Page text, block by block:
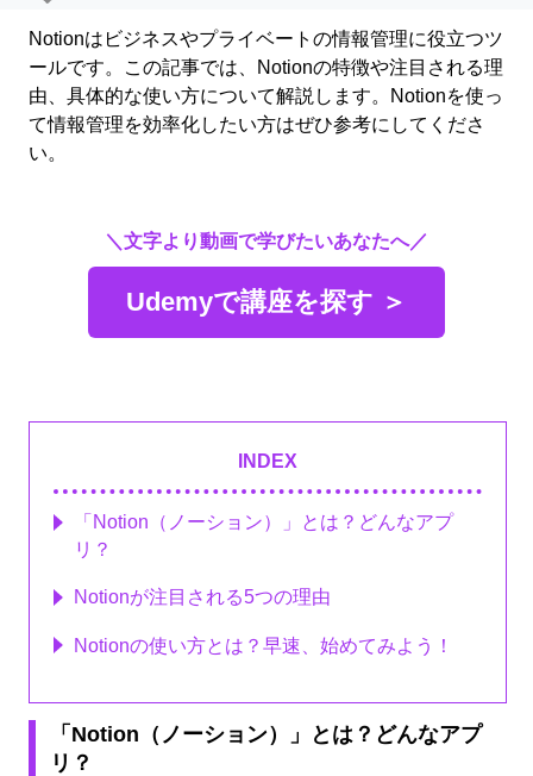
Notionはビジネスやプライベートの情報管理に役立つツ
ールです。この記事では、Notionの特徴や注目される理
由、具体的な使い方について解説します。Notionを使っ
て情報管理を効率化したい方はぜひ参考にしてくださ
い。
＼文字より動画で学びたいあなたへ／
Udemyで講座を探す ＞
INDEX
「Notion（ノーション）」とは？どんなアプ
リ？
Notionが注目される5つの理由
Notionの使い方とは？早速、始めてみよう！
「Notion（ノーション）」とは？どんなアプ
リ？